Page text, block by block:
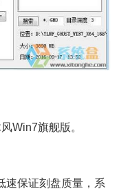
Win7旗舰版。
速保证刻盘质量，系